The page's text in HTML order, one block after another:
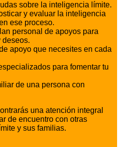
sobre la inteligencia límite.
y evaluar la inteligencia
ese proceso.
personal de apoyos para
deseos.
apoyo que necesites en cada
para fomentar tu
de una persona con
una atención integral
de encuentro con otras
y sus familias.